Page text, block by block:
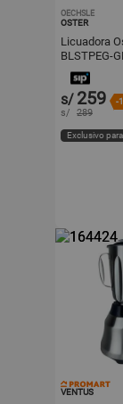
OECHSLE
OSTER
Licuadora
BLSTPEG-
Silver
pulso
s/ 259 -
s/ 289
Exclusivo
VENTUS